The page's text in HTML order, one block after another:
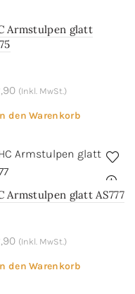
Armstulpen glatt
(Inkl. MwSt.)
den Warenkorb
Armstulpen glatt AS777
(Inkl. MwSt.)
den Warenkorb